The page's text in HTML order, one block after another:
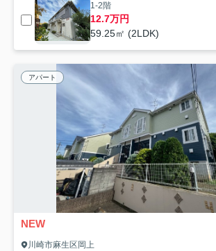
1-2階
12.7万円
59.25㎡ (2LDK)
アパート
NEW
川崎市麻生区岡上